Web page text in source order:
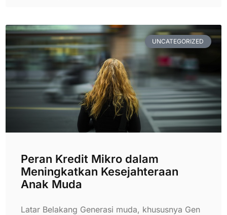
UNCATEGORIZED
Peran Kredit Mikro dalam
Meningkatkan Kesejahteraan
Anak Muda
Latar Belakang Generasi muda, khususnya Gen